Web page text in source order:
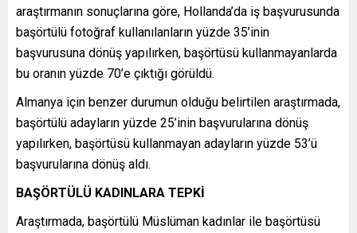
araştırmanın sonuçlarına göre, Hollanda’da iş başvurusunda
başörtülü fotoğraf kullanılanların yüzde 35’inin
başvurusuna dönüş yapılırken, başörtüsü kullanmayanlarda
bu oranın yüzde 70’e çıktığı görüldü.
Almanya için benzer durumun olduğu belirtilen araştırmada,
başörtülü adayların yüzde 25’inin başvurularına dönüş
yapılırken, başörtüsü kullanmayan adayların yüzde 53’ü
başvurularına dönüş aldı.
BAŞÖRTÜLÜ KADINLARA TEPKİ
Araştırmada, başörtülü Müslüman kadınlar ile başörtüsü